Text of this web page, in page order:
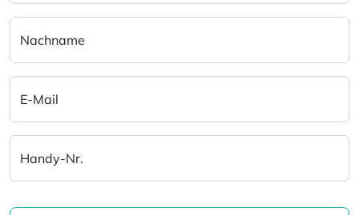
Nachname
E-Mail
Handy-Nr.